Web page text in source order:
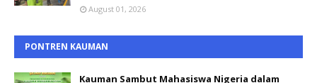
August 01, 2026
PONTREN KAUMAN
Kauman Sambut Mahasiswa Nigeria dalam